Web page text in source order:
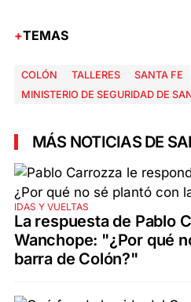
TEMAS
COLÓN TALLERES
SANTA FE
MINISTERIO DE SEGURIDAD DE
MÁS NOTICIAS DE
IDAS Y VUELTAS
La respuesta de Pablo
Wanchope: "¿Por qué
barra de Colón?"